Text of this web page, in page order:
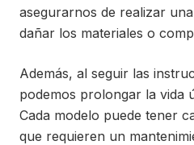
asegurarnos de realizar
dañar los materiales o
Además, al seguir las
podemos prolongar la vida
Cada modelo puede tener
que requieren un